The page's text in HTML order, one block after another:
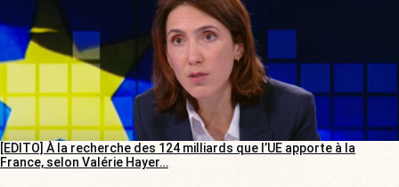
[EDITO] À la recherche des 124 milliards que l’UE apporte à la
France, selon Valérie Hayer…